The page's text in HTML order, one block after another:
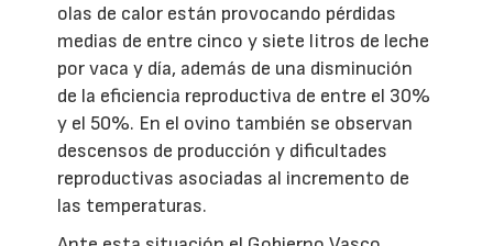
olas de calor están provocando pérdidas
medias de entre cinco y siete litros de leche
por vaca y día, además de una disminución
de la eficiencia reproductiva de entre el 30%
y el 50%. En el ovino también se observan
descensos de producción y dificultades
reproductivas asociadas al incremento de
las temperaturas.